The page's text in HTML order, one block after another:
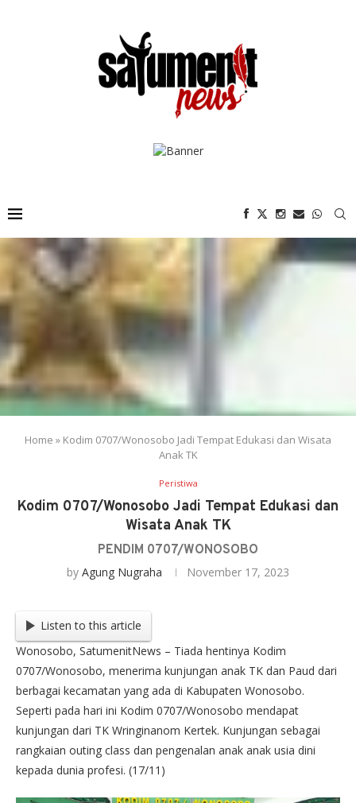
Home » Kodim 0707/Wonosobo Jadi Tempat Edukasi dan Wisata
Anak TK
Peristiwa
Kodim 0707/Wonosobo Jadi Tempat Edukasi dan
Wisata Anak TK
PENDIM 0707/WONOSOBO
by Agung Nugraha November 17, 2023
Listen to this article
Wonosobo, SatumenitNews – Tiada hentinya Kodim
0707/Wonosobo, menerima kunjungan anak TK dan Paud dari
berbagai kecamatan yang ada di Kabupaten Wonosobo.
Seperti pada hari ini Kodim 0707/Wonosobo mendapat
kunjungan dari TK Wringinanom Kertek. Kunjungan sebagai
rangkaian outing class dan pengenalan anak anak usia dini
kepada dunia profesi. (17/11)